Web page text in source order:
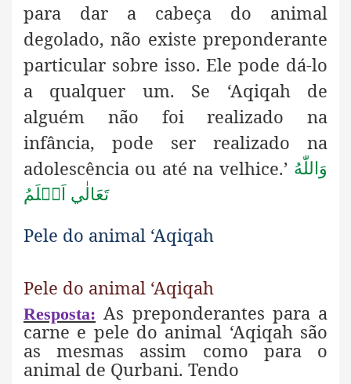
para dar a cabeça do animal
degolado, não existe preponderante
particular sobre isso. Ele pode dá-lo
a qualquer um. Se ‘Aqiqah de
alguém não foi realizado na
infância, pode ser realizado na
adolescência ou até na velhice.’ وَاللّٰهُ
تَعَالٰي اَعۡلَمُ
Pele do animal ‘Aqiqah
Pele do animal ‘Aqiqah
Resposta: As preponderantes para a
carne e pele do animal ‘Aqiqah são
as mesmas assim como para o
animal de Qurbani. Tendo